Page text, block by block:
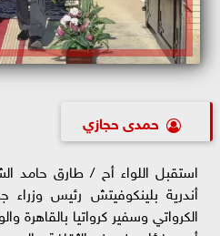
حمدى حجازي
استقبل اللواء أح / طارق حامد
أندرية بلينكوفيتش رئيس وزراء
الكرواتي وسفير كرواتيا بالقاهرة